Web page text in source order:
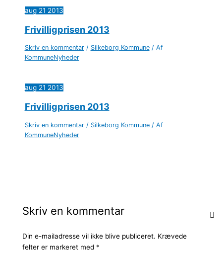
aug 21 2013
Frivilligprisen 2013
Skriv en kommentar / Silkeborg Kommune/ Af
KommuneNyheder
aug 21 2013
Frivilligprisen 2013
Skriv en kommentar / Silkeborg Kommune/ Af
KommuneNyheder
Skriv en kommentar
Din e-mailadresse vil ikke blive publiceret. Krævede
felter er markeret med *